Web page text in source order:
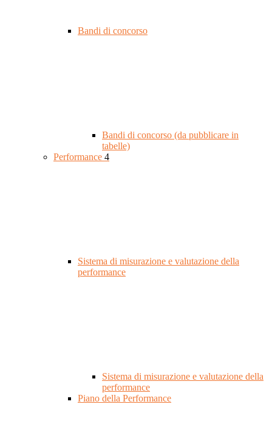
Bandi di concorso
Bandi di concorso (da pubblicare in
tabelle)
Performance 4
Sistema di misurazione e valutazione della
performance
Sistema di misurazione e valutazione della
performance
Piano della Performance